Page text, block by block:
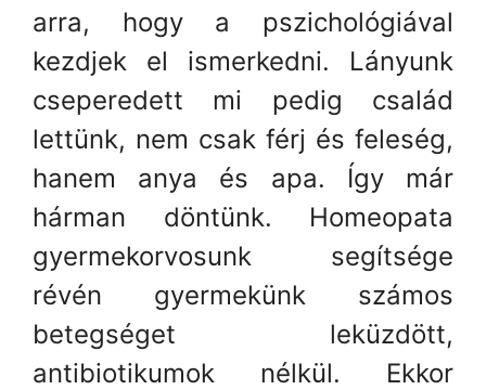
arra, hogy a pszichológiával
kezdjek el ismerkedni. Lányunk
cseperedett mi pedig család
lettünk, nem csak férj és feleség,
hanem anya és apa. Így már
hárman döntünk. Homeopata
gyermekorvosunk segítsége
révén gyermekünk számos
betegséget leküzdött,
antibiotikumok nélkül. Ekkor